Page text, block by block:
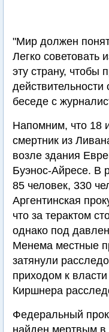
"Мир должен
Легко советовать
эту страну, чтобы
беседе с
Напомним, что 18
смертник из
возле здания
Буэнос-Айресе. В
85 человек, 330
Аргентинская
что за терактом
однако под
Менема местные
затянули
приходом к
Киршнера
Федеральный
найден мертвым в